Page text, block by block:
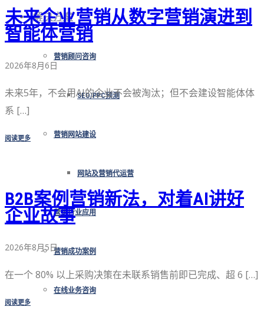
解决方案
营销顾问咨询
SEO/PPC预测
营销网站建设
网站及营销代运营
营销行业应用
营销成功案例
在线业务咨询
未来企业营销从数字营销演进到
智能体营销
2026年8月6日
未来5年，不会用AI的企业不会被淘汰；但不会建设智能体体
系 […]
阅读更多
B2B案例营销新法，对着AI讲好
企业故事
2026年8月5日
在一个 80% 以上采购决策在未联系销售前即已完成、超 6 […]
阅读更多